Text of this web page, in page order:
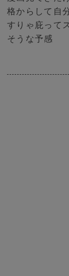
格からして自
すりゃ庇って
そうな予感